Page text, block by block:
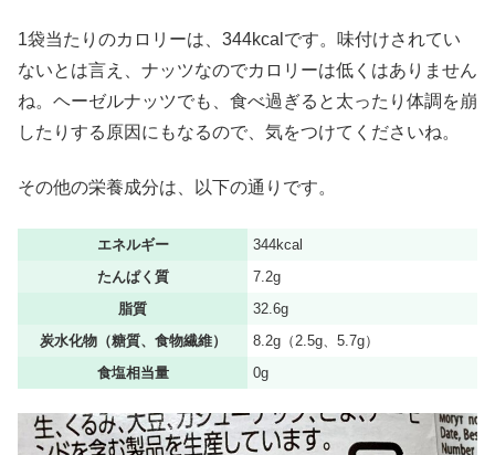
1袋当たりのカロリーは、344kcalです。味付けされてい
ないとは言え、ナッツなのでカロリーは低くはありません
ね。ヘーゼルナッツでも、食べ過ぎると太ったり体調を崩
したりする原因にもなるので、気をつけてくださいね。
その他の栄養成分は、以下の通りです。
エネルギー
344kcal
たんぱく質
7.2g
脂質
32.6g
炭水化物（糖質、食物繊維）
8.2g（2.5g、5.7g）
食塩相当量
0g